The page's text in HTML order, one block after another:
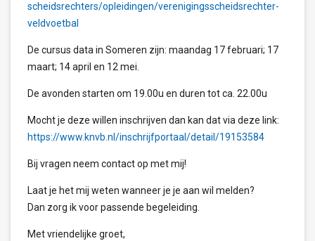
scheidsrechters/opleidingen/verenigingsscheidsrechter-
veldvoetbal
De cursus data in Someren zijn: maandag 17 februari; 17
maart; 14 april en 12 mei.
De avonden starten om 19.00u en duren tot ca. 22.00u
Mocht je deze willen inschrijven dan kan dat via deze link:
https://www.knvb.nl/inschrijfportaal/detail/19153584
Bij vragen neem contact op met mij!
Laat je het mij weten wanneer je je aan wil melden?
Dan zorg ik voor passende begeleiding.
Met vriendelijke groet,